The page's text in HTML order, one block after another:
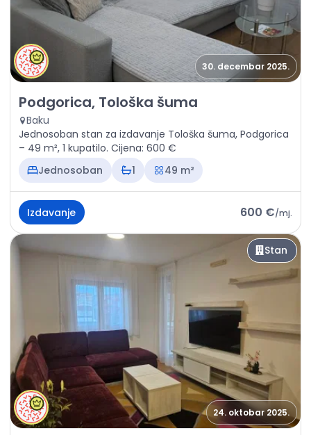
30. decembar 2025.
Izdavanje - Stan Podgorica, Tološka šuma
Podgorica, Tološka šuma
Baku
Jednosoban stan za izdavanje Tološka šuma, Podgorica
– 49 m², 1 kupatilo. Cijena: 600 €
Jednosoban
1 49 m²
Izdavanje 600 €/mj.
Stan
24. oktobar 2025.